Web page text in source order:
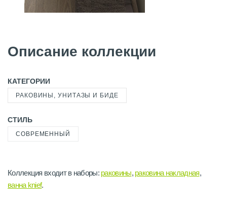
Описание коллекции
КАТЕГОРИИ
РАКОВИНЫ, УНИТАЗЫ И БИДЕ
СТИЛЬ
СОВРЕМЕННЫЙ
Коллекция входит в наборы: раковины, раковина накладная,
ванна knief.